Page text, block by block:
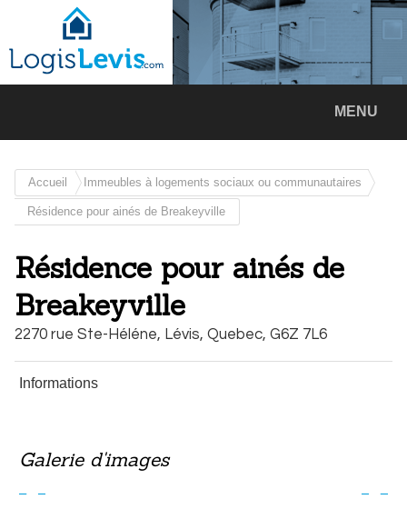
MENU
Accueil Immeubles à logements sociaux ou communautaires
Résidence pour ainés de Breakeyville
Résidence pour ainés de
Breakeyville
2270 rue Ste-Héléne, Lévis, Quebec, G6Z 7L6
Informations
Galerie d'images
Précédent